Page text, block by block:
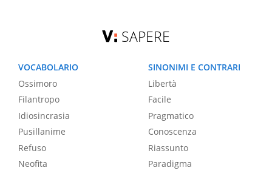
SAPERE
VOCABOLARIO
Ossimoro
Filantropo
Idiosincrasia
Pusillanime
Refuso
Neofita
SINONIMI E CONTRARI
Libertà
Facile
Pragmatico
Conoscenza
Riassunto
Paradigma